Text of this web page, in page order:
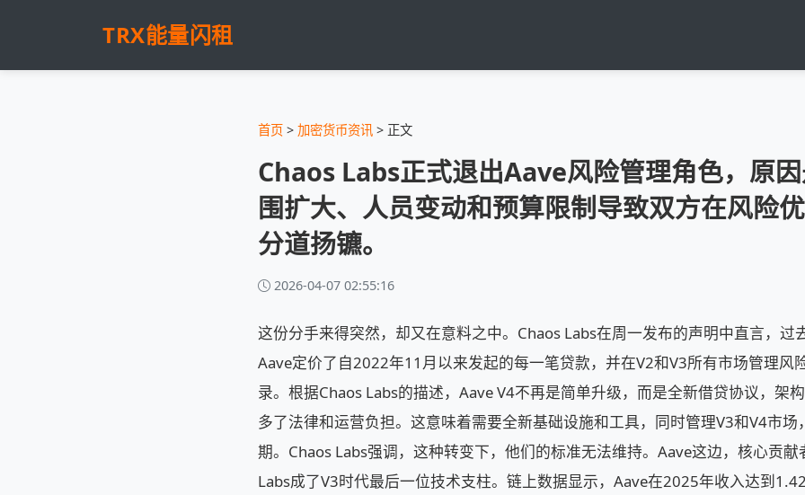
TRX能量闪租
首页 > 加密货币资讯 > 正文
Chaos Labs正式退出Aave风险管理角色，原
围扩大、人员变动和预算限制导致双方在风险
分道扬镳。
2026-04-07 02:55:16
这份分手来得突然，却又在意料之中。Chaos Labs在周一发布的声明中直言，过
Aave定价了自2022年11月以来发起的每一笔贷款，并在V2和V3所有市场管理风
录。根据Chaos Labs的描述，Aave V4不再是简单升级，而是全新借贷协议，架
多了法律和运营负担。这意味着需要全新基础设施和工具，同时管理V3和V4市场
期。Chaos Labs强调，这种转变下，他们的标准无法维持。Aave这边，核心贡
Labs成了V3时代最后一位技术支柱。链上数据显示，Aave在2025年收入达到